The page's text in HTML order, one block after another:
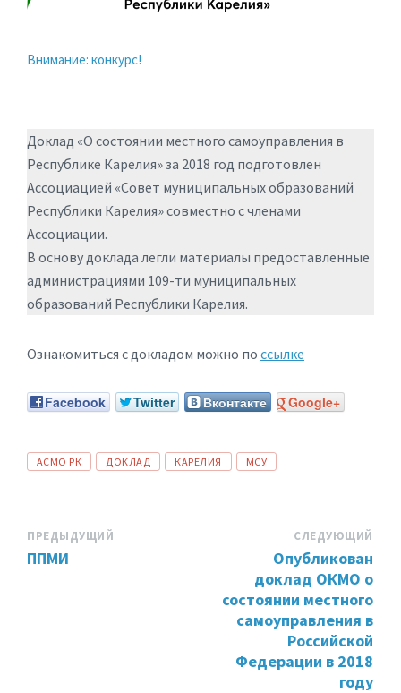
Внимание: конкурс!
Доклад «О состоянии местного самоуправления в
Республике Карелия» за 2018 год подготовлен
Ассоциацией «Совет муниципальных образований
Республики Карелия» совместно с членами
Ассоциации.
В основу доклада легли материалы предоставленные
администрациями 109-ти муниципальных
образований Республики Карелия.
Ознакомиться с докладом можно по ссылке
Facebook Twitter Вконтакте Google+
ТЕГИ:
АСМО РК ДОКЛАД КАРЕЛИЯ МСУ
ПРЕДЫДУЩИЙ
ППМИ
СЛЕДУЮЩИЙ
Опубликован
доклад ОКМО о
состоянии местного
самоуправления в
Российской
Федерации в 2018
году